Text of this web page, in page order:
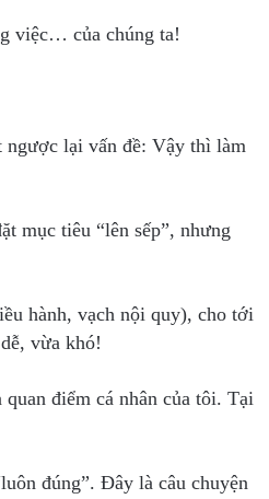
việc… của chúng ta!
ngược lại vấn đề: Vậy thì làm
mục tiêu “lên sếp”, nhưng
hành, vạch nội quy), cho tới
vừa khó!
điểm cá nhân của tôi. Tại
đúng”. Đây là câu chuyện